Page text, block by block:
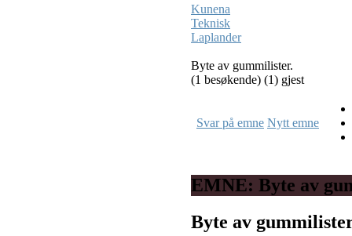
Kunena
Teknisk
Laplander
Byte av gummilister.
(1 besøkende) (1) gjest
Svar på emne Nytt emne
EMNE: Byte av
Byte av